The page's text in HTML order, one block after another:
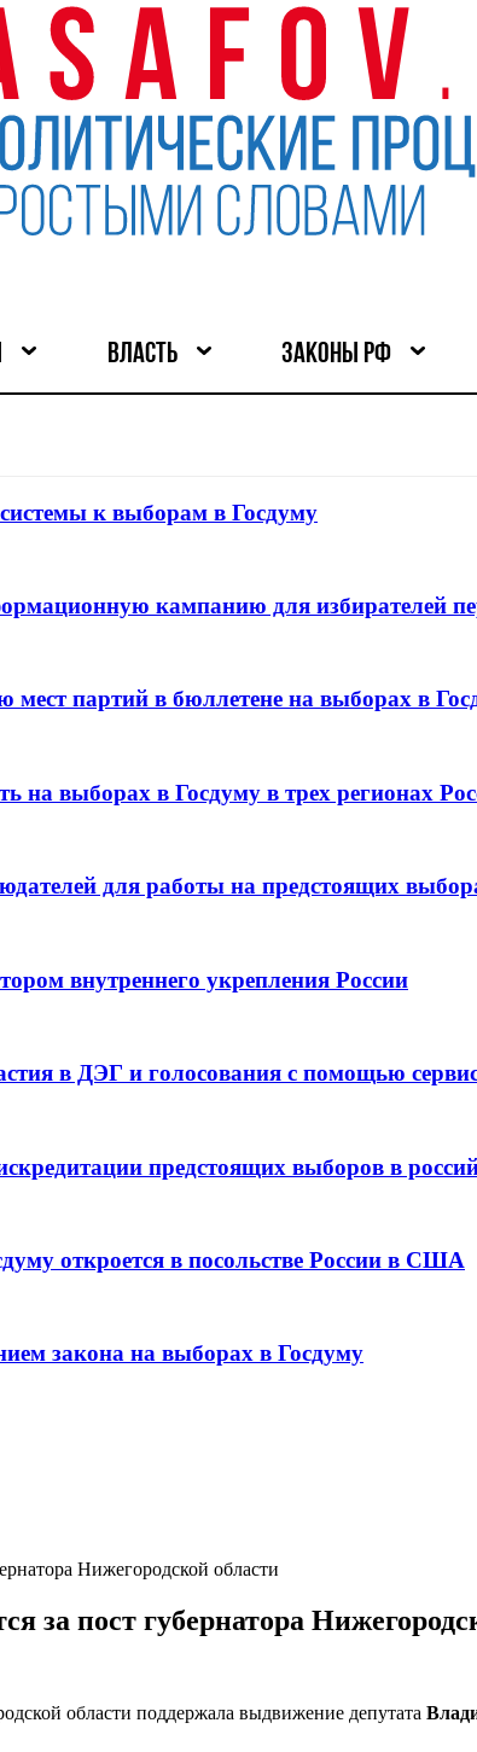
ВЛАСТЬ ЗАКОНЫ РФ
к выборам в Госдуму
кампанию для избирателей
партий в бюллетене на выборах в
на выборах в Госдуму в трех регионах
для работы на предстоящих
внутреннего укрепления России
в ДЭГ и голосования с помощью
предстоящих выборов в
откроется в посольстве России в США
закона на выборах в Госдуму
Нижегородской области
за пост губернатора
области поддержала выдвижение депутата